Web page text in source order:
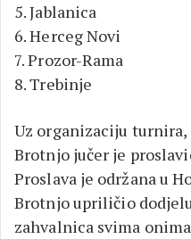
5. Jablanica
6. Herceg Novi
7. Prozor-Rama
8. Trebinje
Uz organizaciju
Brotnjo jučer je
Proslava je održana u
Brotnjo upriličio
zahvalnica svima